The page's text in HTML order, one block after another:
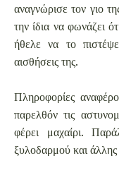
αναγνώρισε τον γιο
την ίδια να φωνάζει
ήθελε να το
αισθήσεις της.
Πληροφορίες
παρελθόν τις
φέρει μαχαίρι.
ξυλοδαρμού και